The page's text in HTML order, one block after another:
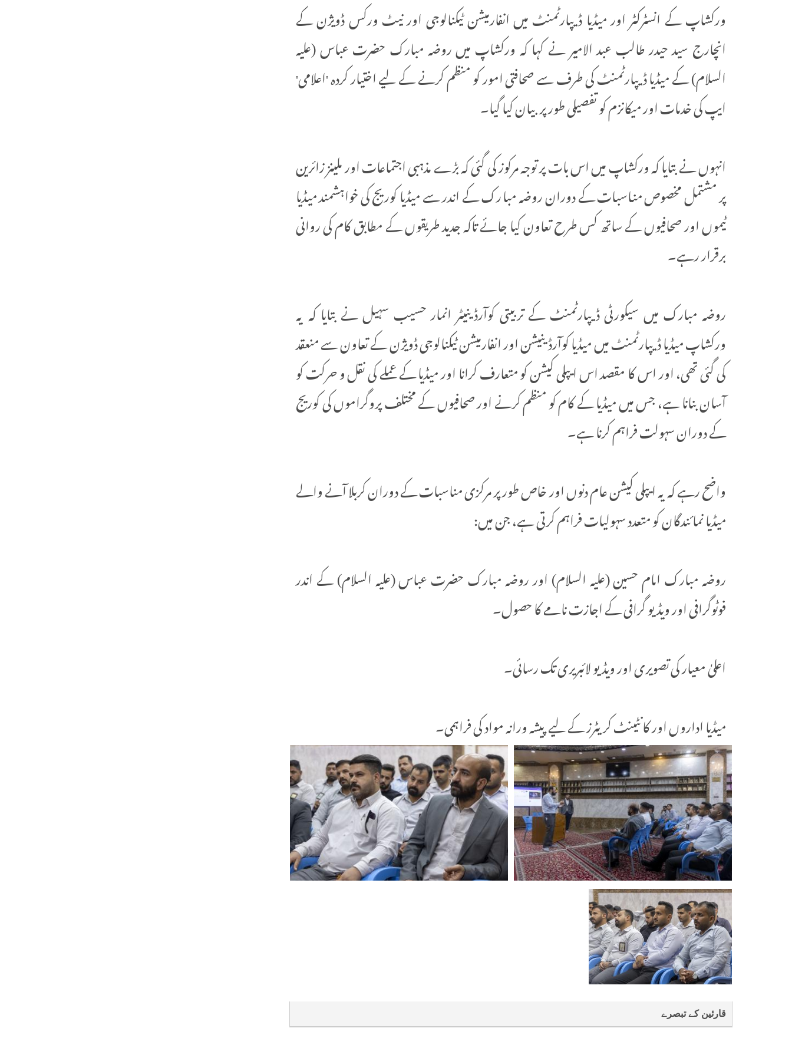
ورکشاپ کے انسٹرکٹر اور میڈیا ڈیپارٹمنٹ میں انفارمیشن ٹیکنالوجی اور نیٹ ورکس ڈویژن کے
انچارج سید حیدر طالب عبد الامیر نے کہا کہ ورکشاپ میں روضہ مبارک حضرت عباس (علیہ
السلام) کے میڈیا ڈیپارٹمنٹ کی طرف سے صحافتی امور کو منظم کرنے کے لیے اختیار کردہ 'اعلامی'
ایپ کی خدمات اور میکانزم کو تفصیلی طور پر بیان کیا گیا۔
انہوں نے بتایا کہ ورکشاپ میں اس بات پر توجہ مرکوز کی گئی کہ بڑے مذہبی اجتماعات اور ملینز زائرین
پر مشتمل مخصوص مناسبات کے دوران روضہ مبارک کے اندر سے میڈیا کوریج کی خواہشمند میڈیا
ٹیموں اور صحافیوں کے ساتھ کس طرح تعاون کیا جائے تاکہ جدید طریقوں کے مطابق کام کی روانی
برقرار رہے۔
روضہ مبارک میں سیکورٹی ڈیپارٹمنٹ کے تربیتی کوآرڈینیٹر انمار حسیب سہیل نے بتایا کہ یہ
ورکشاپ میڈیا ڈیپارٹمنٹ میں میڈیا کوآرڈینیشن اور انفارمیشن ٹیکنالوجی ڈویژن کے تعاون سے منعقد
کی گئی تھی، اور اس کا مقصد اس ایپلی کیشن کو متعارف کرانا اور میڈیا کے عملے کی نقل و حرکت کو
آسان بنانا ہے، جس میں میڈیا کے کام کو منظم کرنے اور صحافیوں کے مختلف پروگراموں کی کوریج
کے دوران سہولت فراہم کرنا ہے۔
واضح رہے کہ یہ ایپلی کیشن عام دنوں اور خاص طور پر مرکزی مناسبات کے دوران کربلا آنے والے
میڈیا نمائندگان کو متعدد سہولیات فراہم کرتی ہے، جن میں:
روضہ مبارک امام حسین (علیہ السلام) اور روضہ مبارک حضرت عباس (علیہ السلام) کے اندر
فوٹوگرافی اور ویڈیو گرافی کے اجازت نامے کا حصول۔
اعلیٰ معیار کی تصویری اور ویڈیو لائبریری تک رسائی۔
میڈیا اداروں اور کانٹینٹ کریٹرز کے لیے پیشہ ورانہ مواد کی فراہمی۔
قارئین کے تبصرے